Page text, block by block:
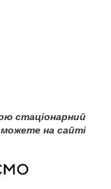
стаціонарний
на сайті